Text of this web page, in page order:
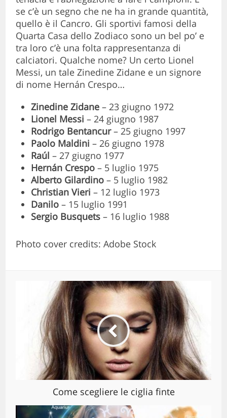
se c’è un segno che ne ha in grande quantità,
quello è il Cancro. Gli sportivi famosi della
Quarta Casa dello Zodiaco sono un bel po’ e
tra loro c’è una folta rappresentanza di
calciatori. Qualche nome? Un certo Lionel
Messi, un tale Zinedine Zidane e un signore
di nome Hernán Crespo…
Zinedine Zidane – 23 giugno 1972
Lionel Messi– 24 giugno 1987
Rodrigo Bentancur– 25 giugno 1997
Paolo Maldini – 26 giugno 1978
Raúl– 27 giugno 1977
Hernán Crespo– 5 luglio 1975
Alberto Gilardino – 5 luglio 1982
Christian Vieri– 12 luglio 1973
Danilo– 15 luglio 1991
Sergio Busquets – 16 luglio 1988
Photo cover credits: Adobe Stock
Come scegliere le ciglia finte